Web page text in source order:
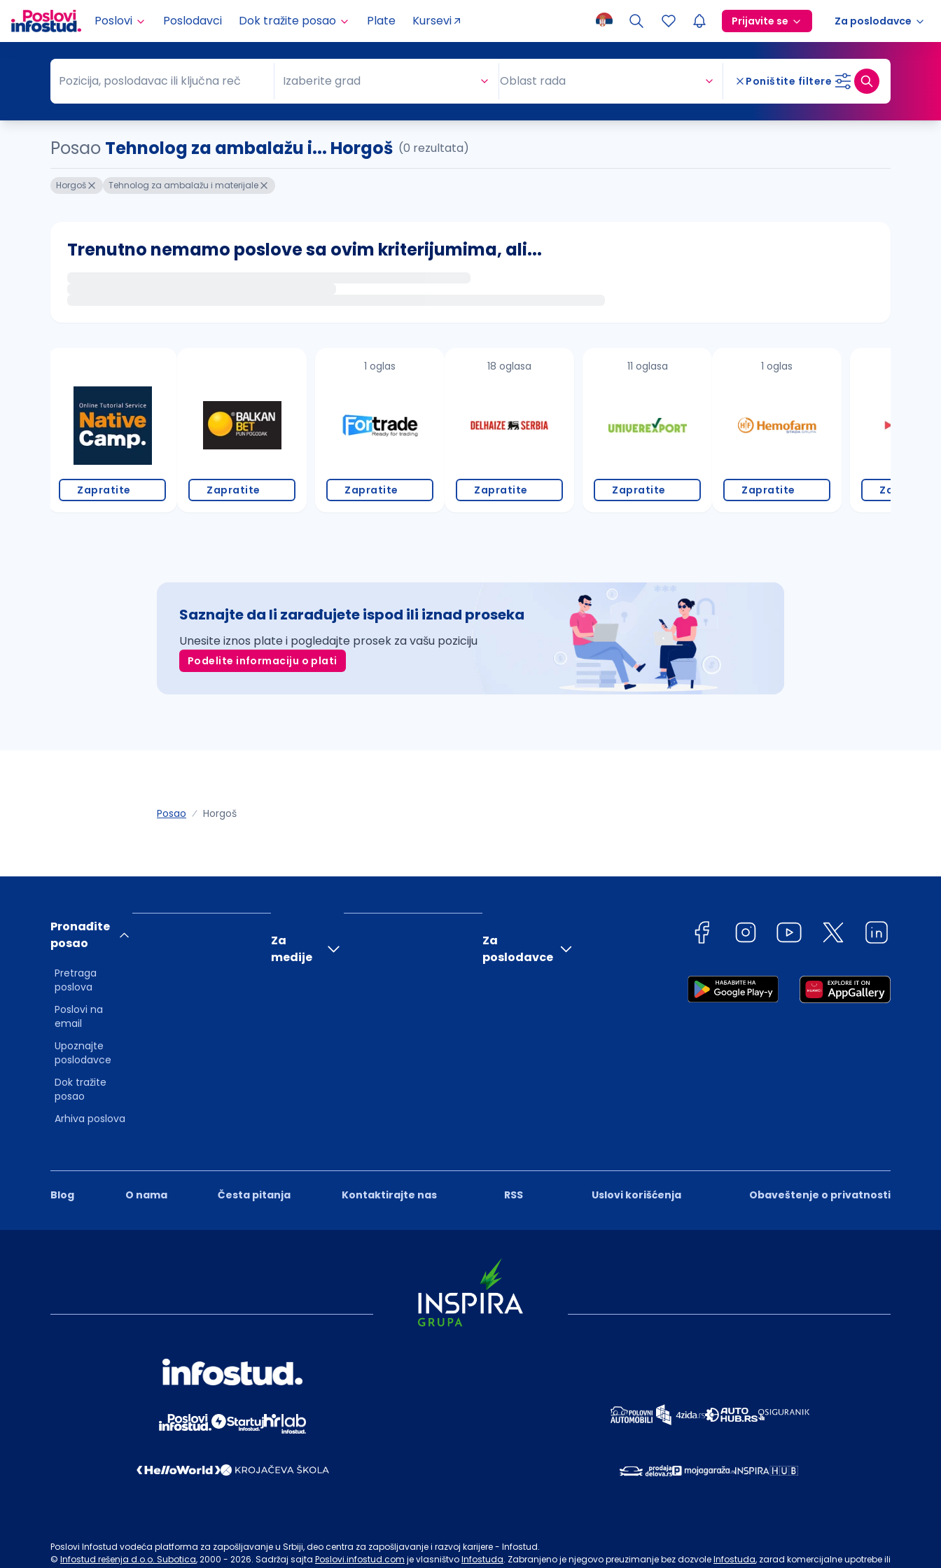
Poslovi Poslodavci Dok tražite posao Plate Kursevi Prijavite se Za poslodavce
Pozicija, poslodavac ili ključna reč
Pozicija, poslodavac ili ključna reč Grad
Izaberite grad Oblast rada Poništite filtere
Posao Tehnolog za ambalažu i... Horgoš (0 rezultata)
Horgoš Tehnolog za ambalažu i materijale
Trenutno nemamo poslove sa ovim kriterijumima, ali...
proverite pravopisne greške (koristite č, ć, š, đ, ž, dž)
povećajte radijus za odabrani grad
Zapratite Zapratite
1 oglas
Zapratite
18 oglasa
Zapratite
11 oglasa
Zapratite
1 oglas
Zapratite Zapratite
Saznajte da li zarađujete ispod ili iznad proseka
Unesite iznos plate i pogledajte prosek za vašu poziciju
Podelite informaciju o plati
Posao Horgoš
Blog O nama Česta pitanja Kontaktirajte nas RSS Uslovi korišćenja Obaveštenje o privatnosti
Pronađite
posao
Pretraga
poslova
Poslovi na
email
Upoznajte
poslodavce
Dok tražite
posao
Arhiva poslova
Za
medije
Za
poslodavce
Poslovi Infostud vodeća platforma za zapošljavanje u Srbiji, deo centra za zapošljavanje i razvoj karijere - Infostud.
© Infostud rešenja d.o.o. Subotica, 2000 - 2026. Sadržaj sajta Poslovi.infostud.com je vlasništvoInfostuda. Zabranjeno je njegovo preuzimanje bez dozvoleInfostuda, zarad komercijalne upotrebe ili